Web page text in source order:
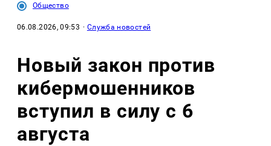
Общество
06.08.2026, 09:53 · Служба новостей
Новый закон против
кибермошенников
вступил в силу с 6
августа